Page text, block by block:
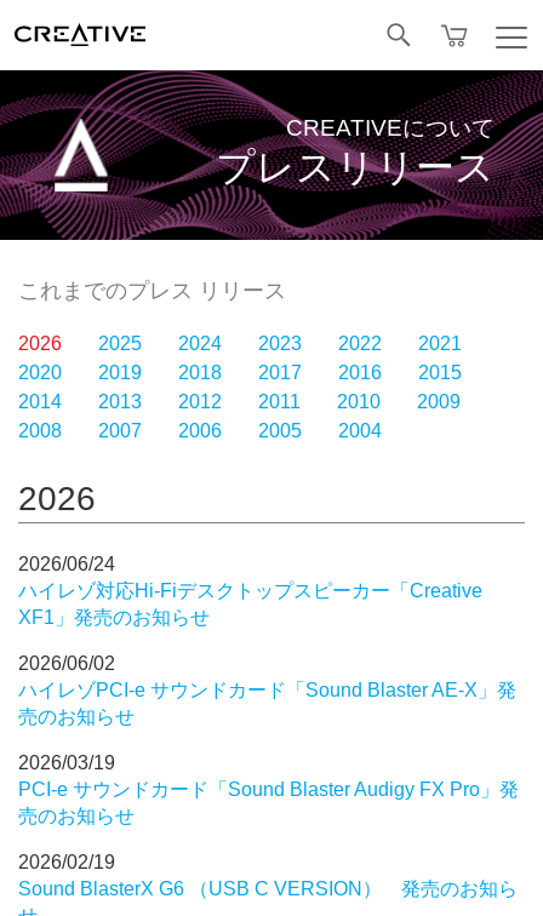
CREATIVEについて
プレスリリース
これまでのプレス リリース
2026 2025 2024 2023 2022
2021
2020
2019 2018 2017 2016
2015
2014
2013 2012 2011 2010
2009
2008
2007 2006 2005 2004
2026
2026/06/24
ハイレゾ対応Hi-Fiデスクトップスピーカー「Creative
XF1」発売のお知らせ
2026/06/02
ハイレゾPCI-e サウンドカード「Sound Blaster AE-X」発
売のお知らせ
2026/03/19
PCI-e サウンドカード「Sound Blaster Audigy FX Pro」発
売のお知らせ
2026/02/19
Sound BlasterX G6 （USB C VERSION） 発売のお知ら
Facebook